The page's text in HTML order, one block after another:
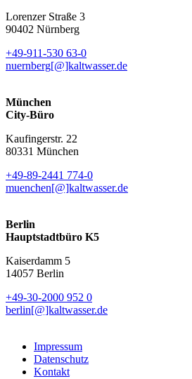
Lorenzer Straße 3
90402 Nürnberg
+49-911-530 63-0
nuernberg[@]kaltwasser.de
München
City-Büro
Kaufingerstr. 22
80331 München
+49-89-2441 774-0
muenchen[@]kaltwasser.de
Berlin
Hauptstadtbüro K5
Kaiserdamm 5
14057 Berlin
+49-30-2000 952 0
berlin[@]kaltwasser.de
Impressum
Datenschutz
Kontakt